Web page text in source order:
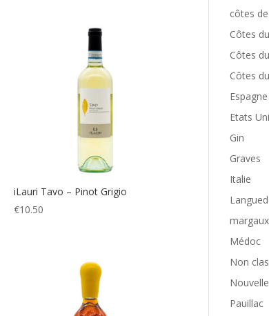
iLauri Tavo – Pinot Grigio
€10.50
côtes
Côtes
Côtes
Côtes
Espagne
Etats
Gin
Graves
Italie
margaux
Médoc
Non
Pauillac